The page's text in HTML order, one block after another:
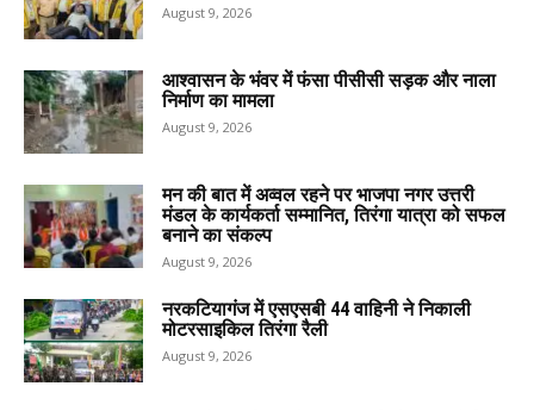
August 9, 2026
आश्वासन के भंवर में फंसा पीसीसी सड़क और नाला
निर्माण का मामला
August 9, 2026
मन की बात में अव्वल रहने पर भाजपा नगर उत्तरी
मंडल के कार्यकर्ता सम्मानित, तिरंगा यात्रा को सफल
बनाने का संकल्प
August 9, 2026
नरकटियागंज में एसएसबी 44 वाहिनी ने निकाली
मोटरसाइकिल तिरंगा रैली
August 9, 2026